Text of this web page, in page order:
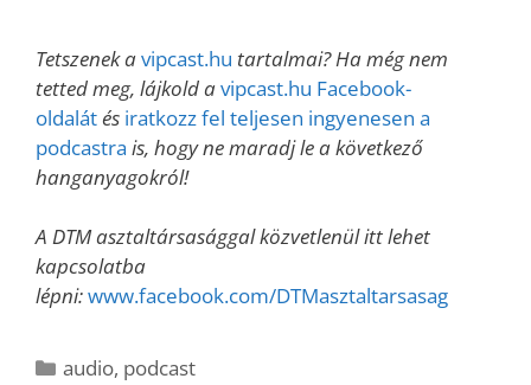
Tetszenek avipcast.hu tartalmai? Ha még nem
tetted meg, lájkold avipcast.hu Facebook-
oldalátés iratkozz fel teljesen ingyenesen a
podcastra is, hogy ne maradj le a következő
hanganyagokról!
A DTM asztaltársasággal közvetlenül itt lehet
kapcsolatba
lépni:www.facebook.com/DTMasztaltarsasag
Kategória
audio, podcast